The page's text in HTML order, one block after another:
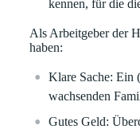
kennen, für die
Als Arbeitgeber der
haben:
Klare Sache:Ein
wachsenden
Gutes Geld: